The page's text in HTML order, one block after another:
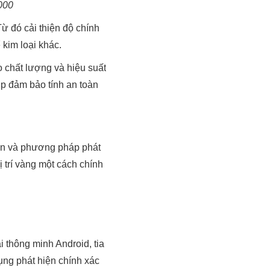
đó cải thiện độ chính
kim loại khác.
chất lượng và hiệu suất
đảm bảo tính an toàn
và phương pháp phát
vàng một cách chính
thông minh Android, tia
phát hiện chính xác